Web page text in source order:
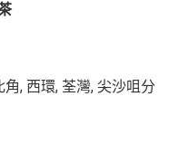
, 西環, 荃灣, 尖沙咀分